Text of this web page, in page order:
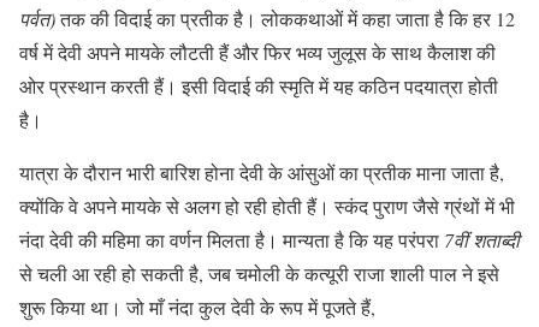
पर्वत)तक की विदाई का प्रतीक है। लोककथाओं में कहा जाता है कि हर 12
वर्ष में देवी अपने मायके लौटती हैं और फिर भव्य जुलूस के साथ कैलाश की
ओर प्रस्थान करती हैं। इसी विदाई की स्मृति में यह कठिन पदयात्रा होती
है।
यात्रा के दौरान भारी बारिश होना देवी के आंसुओं का प्रतीक माना जाता है,
क्योंकि वे अपने मायके से अलग हो रही होती हैं। स्कंद पुराण जैसे ग्रंथों में भी
नंदा देवी की महिमा का वर्णन मिलता है। मान्यता है कि यह परंपरा 7वीं शताब्दी
से चली आ रही हो सकती है, जब चमोली के कत्यूरी राजा शाली पाल ने इसे
शुरू किया था। जो माँ नंदा कुल देवी के रूप में पूजते हैं,